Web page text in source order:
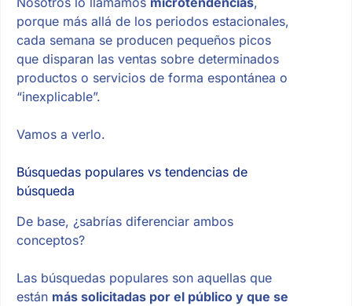
porque más allá de los periodos estacionales,
cada semana se producen pequeños picos
que disparan las ventas sobre determinados
productos o servicios de forma espontánea o
“inexplicable”.
Vamos a verlo.
Búsquedas populares vs tendencias de
búsqueda
De base, ¿sabrías diferenciar ambos
conceptos?
Las búsquedas populares son aquellas que
están más solicitadas por el público y que se